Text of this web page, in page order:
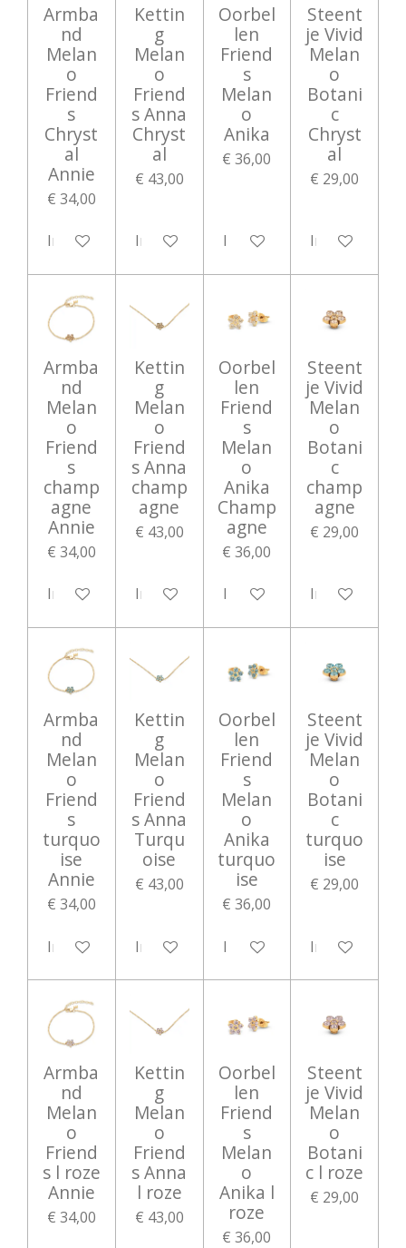
Armba
nd
Melan
o
Friend
s
Chryst
al
Annie
€ 34,00
In winkelwagen
Kettin
g
Melan
o
Friend
s Anna
Chryst
al
€ 43,00
In winkelwagen
Oorbel
len
Friend
s
Melan
o
Anika
€ 36,00
In winkelwagen
Steent
je Vivid
Melan
o
Botani
c
Chryst
al
€ 29,00
In
Armba
nd
Melan
o
Friend
s
champ
agne
Annie
€ 34,00
In winkelwagen
Kettin
g
Melan
o
Friend
s Anna
champ
agne
€ 43,00
In winkelwagen
Oorbel
len
Friend
s
Melan
o
Anika
Champ
agne
€ 36,00
In winkelwagen
Steent
je Vivid
Melan
o
Botani
c
champ
agne
€ 29,00
In
Armba
nd
Melan
o
Friend
s
turquo
ise
Annie
€ 34,00
In winkelwagen
Kettin
g
Melan
o
Friend
s Anna
Turqu
oise
€ 43,00
In winkelwagen
Oorbel
len
Friend
s
Melan
o
Anika
turquo
ise
€ 36,00
In winkelwagen
Steent
je Vivid
Melan
o
Botani
c
turquo
ise
€ 29,00
In
Armba
nd
Melan
o
Friend
s l roze
Annie
€ 34,00
Kettin
g
Melan
o
Friend
s Anna
l roze
€ 43,00
Oorbel
len
Friend
s
Melan
o
Anika l
roze
€ 36,00
Steent
je Vivid
Melan
o
Botani
c l roze
€ 29,00